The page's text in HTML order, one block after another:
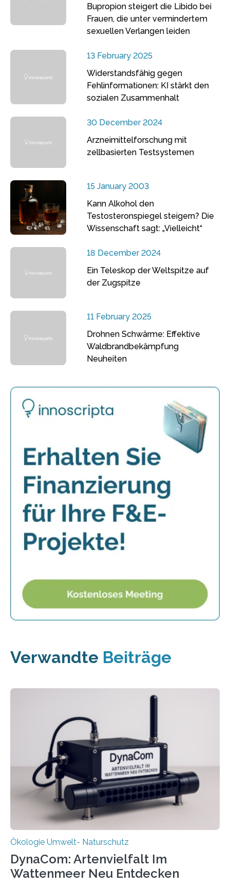
Bupropion steigert die Libido bei
Frauen, die unter vermindertem
sexuellen Verlangen leiden
13 February 2025
Widerstandsfähig gegen
Fehlinformationen: KI stärkt den
sozialen Zusammenhalt
30 December 2024
Arzneimittelforschung mit
zellbasierten Testsystemen
15 January 2003
Kann Alkohol den
Testosteronspiegel steigern? Die
Wissenschaft sagt: „Vielleicht“
18 December 2024
Ein Teleskop der Weltspitze auf
der Zugspitze
11 February 2025
Drohnen Schwärme: Effektive
Waldbrandbekämpfung
Neuheiten
Verwandte Beiträge
Ökologie Umwelt- Naturschutz
DynaCom: Artenvielfalt Im
Wattenmeer Neu Entdecken